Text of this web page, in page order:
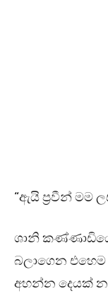
“ඇයි ප්‍රවීන් මම
ශානි
බලාගෙන එහෙම
අහන්න දෙයක්